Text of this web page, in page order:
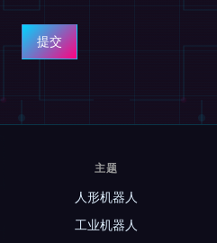
提交
主题
人形机器人
工业机器人